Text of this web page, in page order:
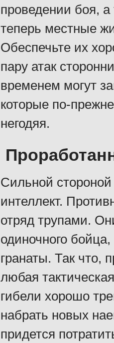
проведении боя, а
теперь местные
Обеспечьте их
пару атак
временем могут
которые по-
негодяя.
Сильной
интеллект.
отряд трупами.
одиночного
гранаты. Так что,
любая
гибели хорошо
набрать новых
придется